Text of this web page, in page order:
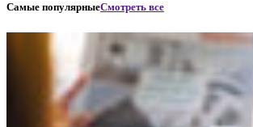
Самые популярныеСмотреть все